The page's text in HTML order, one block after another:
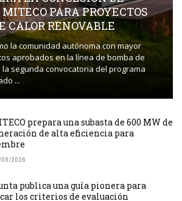
PARA PROYECTOS
CALOR RENOVABLE
la comunidad autónoma con mayor
aprobados en la línea de bomba de
segunda convocatoria del programa
...
prepara una subasta de 600 MW de
de alta eficiencia para
2026
publica una guía pionera para
los criterios de evaluación